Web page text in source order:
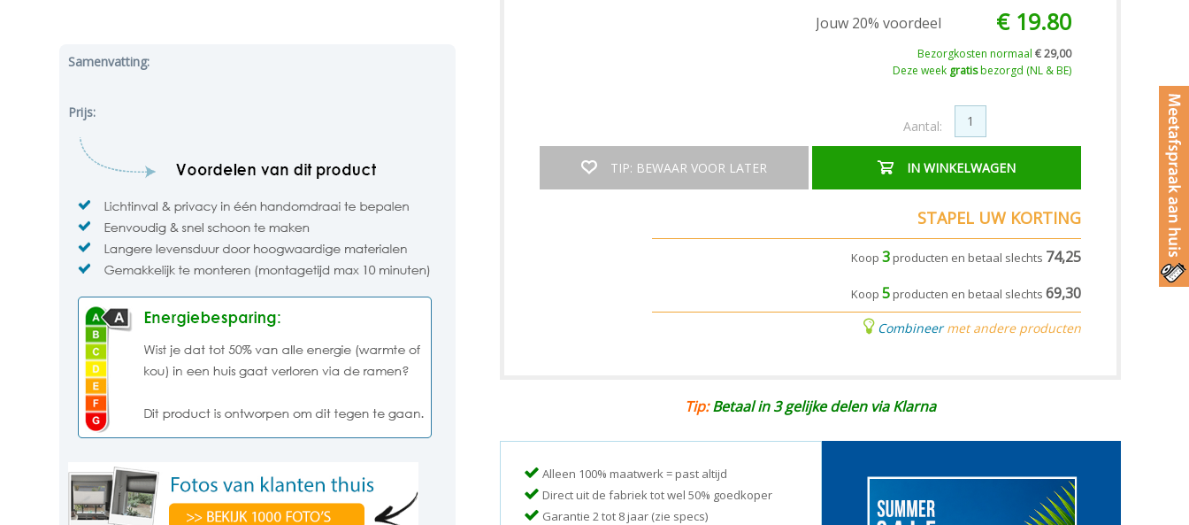
Samenvatting:
Prijs:
Jouw 20% voordeel € 19.80
Bezorgkosten normaal € 29,00
Deze week gratisbezorgd (NL & BE)
TIP: BEWAAR VOOR LATER
Aantal:
IN WINKELWAGEN
STAPEL UW KORTING
Koop 3 producten en betaal slechts 74,25
Koop 5 producten en betaal slechts 69,30
Combineermet andere producten
Tip:Betaal in 3 gelijke delen via Klarna
Alleen 100% maatwerk = past altijd
Direct uit de fabriek tot wel 50% goedkoper
Garantie 2 tot 8 jaar (zie specs)